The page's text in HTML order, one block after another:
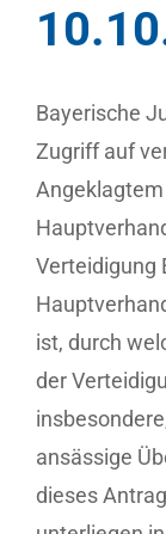
Bayerische
Zugriff auf
Verteidigung
ist, durch
der
ansässige
dieses